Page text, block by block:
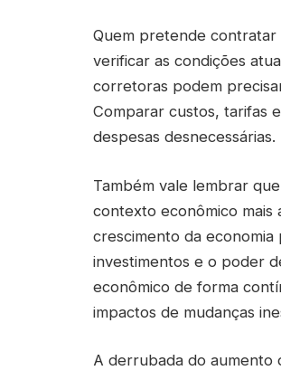
Quem pretende
verificar as condições
corretoras podem
Comparar custos, tarifas
despesas desnecessárias.
Também vale lembrar
contexto econômico mais
crescimento da
investimentos e o poder
econômico de forma
impactos de mudanças
A derrubada do aumento